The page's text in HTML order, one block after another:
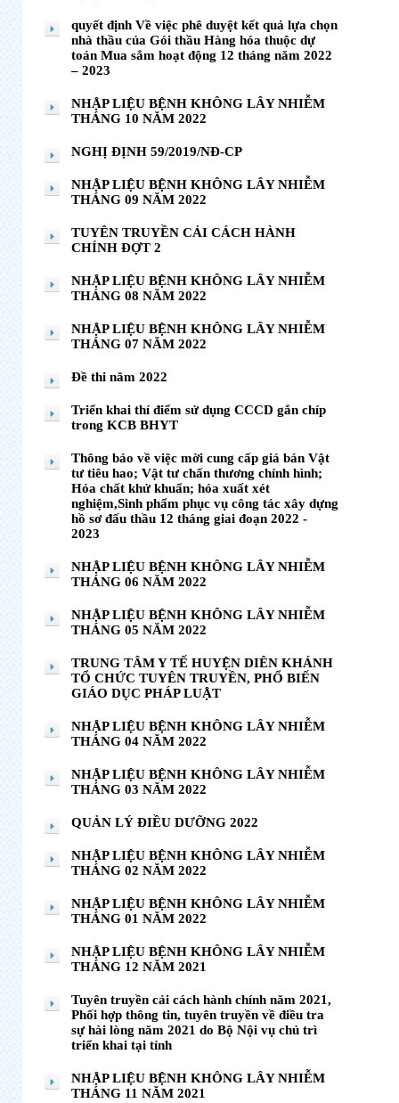
quyết định Về việc phê duyệt kết quả lựa chọn
nhà thầu của Gói thầu Hàng hóa thuộc dự
toán Mua sắm hoạt động 12 tháng năm 2022
– 2023
NHẬP LIỆU BỆNH KHÔNG LÂY NHIỄM
THÁNG 10 NĂM 2022
NGHỊ ĐỊNH 59/2019/NĐ-CP
NHẬP LIỆU BỆNH KHÔNG LÂY NHIỄM
THÁNG 09 NĂM 2022
TUYÊN TRUYỀN CẢI CÁCH HÀNH
CHÍNH ĐỢT 2
NHẬP LIỆU BỆNH KHÔNG LÂY NHIỄM
THÁNG 08 NĂM 2022
NHẬP LIỆU BỆNH KHÔNG LÂY NHIỄM
THÁNG 07 NĂM 2022
Đề thi năm 2022
Triển khai thí điểm sử dụng CCCD gắn chíp
trong KCB BHYT
Thông báo về việc mời cung cấp giá bán Vật
tư tiêu hao; Vật tư chấn thương chỉnh hình;
Hóa chất khử khuẩn; hóa xuất xét
nghiệm,Sinh phẩm phục vụ công tác xây dựng
hồ sơ đấu thầu 12 tháng giai đoạn 2022 -
2023
NHẬP LIỆU BỆNH KHÔNG LÂY NHIỄM
THÁNG 06 NĂM 2022
NHẬP LIỆU BỆNH KHÔNG LÂY NHIỄM
THÁNG 05 NĂM 2022
TRUNG TÂM Y TẾ HUYỆN DIÊN KHÁNH
TỔ CHỨC TUYÊN TRUYỀN, PHỔ BIẾN
GIÁO DỤC PHÁP LUẬT
NHẬP LIỆU BỆNH KHÔNG LÂY NHIỄM
THÁNG 04 NĂM 2022
NHẬP LIỆU BỆNH KHÔNG LÂY NHIỄM
THÁNG 03 NĂM 2022
QUẢN LÝ ĐIỀU DƯỠNG 2022
NHẬP LIỆU BỆNH KHÔNG LÂY NHIỄM
THÁNG 02 NĂM 2022
NHẬP LIỆU BỆNH KHÔNG LÂY NHIỄM
THÁNG 01 NĂM 2022
NHẬP LIỆU BỆNH KHÔNG LÂY NHIỄM
THÁNG 12 NĂM 2021
Tuyên truyền cải cách hành chính năm 2021,
Phối hợp thông tin, tuyên truyền về điều tra
sự hài lòng năm 2021 do Bộ Nội vụ chủ trì
triển khai tại tỉnh
NHẬP LIỆU BỆNH KHÔNG LÂY NHIỄM
THÁNG 11 NĂM 2021